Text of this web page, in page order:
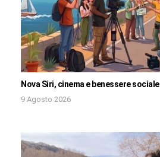
Nova Siri, cinema e benessere sociale
9 Agosto 2026